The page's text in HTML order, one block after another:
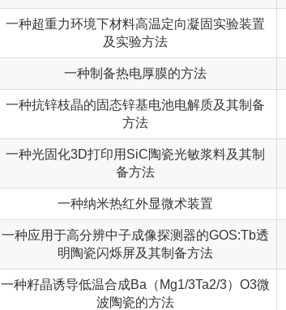
一种超重力环境下材料高温定向凝固实验装置
及实验方法
一种制备热电厚膜的方法
一种抗锌枝晶的固态锌基电池电解质及其制备
方法
一种光固化3D打印用SiC陶瓷光敏浆料及其制
备方法
一种纳米热红外显微术装置
一种应用于高分辨中子成像探测器的GOS:Tb透
明陶瓷闪烁屏及其制备方法
一种籽晶诱导低温合成Ba（Mg1/3Ta2/3）O3微
波陶瓷的方法